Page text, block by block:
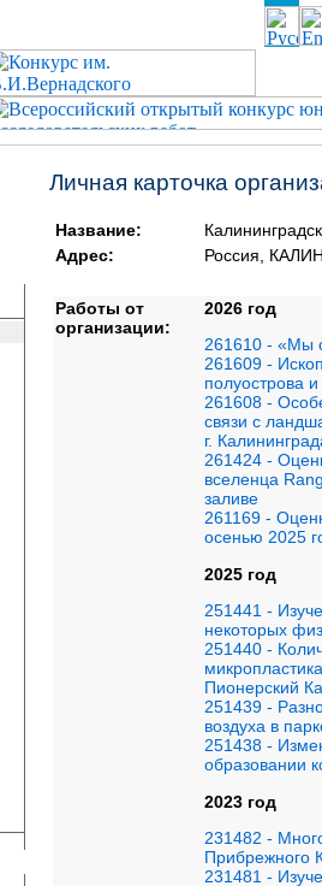
Личная карточка
Название:
Адрес:
Россия,
Работы от
организации:
2026 год
261610 - «Мы
261609 -
полуострова
261608 -
связи с
г.
261424 -
вселенца
заливе
261169 -
осенью 2025
2025 год
251441 -
некоторых
251440 -
Пионерский
251439 -
воздуха в
251438 -
образовании
2023 год
231482 -
Прибрежного
231481 -